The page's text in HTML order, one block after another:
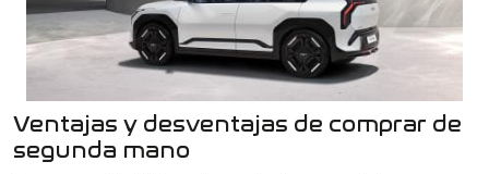
Ventajas y desventajas de comprar de
segunda mano